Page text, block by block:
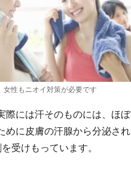
女性もニオイ対策が必要です
際には汗そのものには、ほ
に皮膚の汗腺から分泌さ
受けもっています。